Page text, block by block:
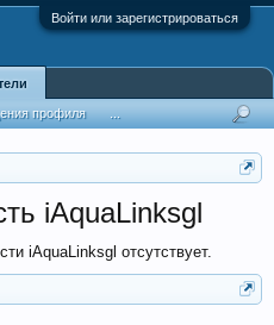
Войти или зарегистрироваться
iAquaLinksgl
iAquaLinksgl отсутствует.
профиля